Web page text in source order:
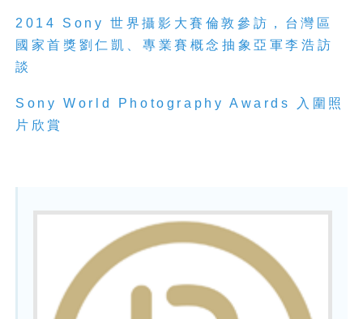
2014 Sony 世界攝影大賽倫敦參訪，台灣區
國家首獎劉仁凱、專業賽概念抽象亞軍李浩訪
談
Sony World Photography Awards 入圍照
片欣賞